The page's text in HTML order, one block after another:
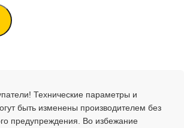
Технические параметры и
быть изменены производителем без
предупреждения. Во избежание